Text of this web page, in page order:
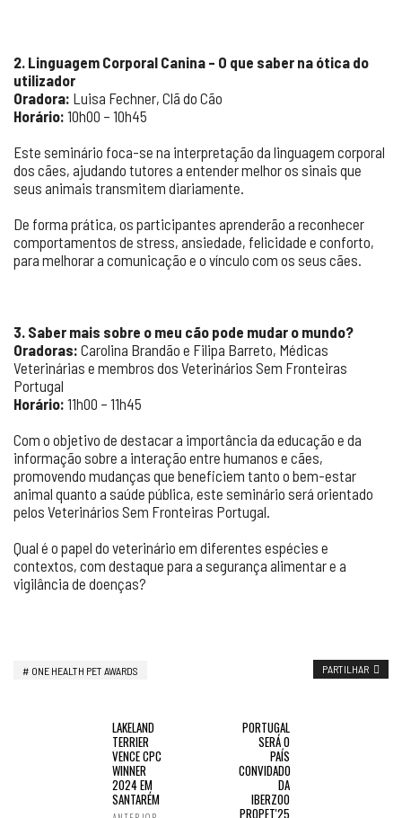
2. Linguagem Corporal Canina – O que saber na ótica do
utilizador
Oradora: Luisa Fechner, Clã do Cão
Horário: 10h00 – 10h45
Este seminário foca-se na interpretação da linguagem corporal
dos cães, ajudando tutores a entender melhor os sinais que
seus animais transmitem diariamente.
De forma prática, os participantes aprenderão a reconhecer
comportamentos de stress, ansiedade, felicidade e conforto,
para melhorar a comunicação e o vínculo com os seus cães.
3. Saber mais sobre o meu cão pode mudar o mundo?
Oradoras: Carolina Brandão e Filipa Barreto, Médicas
Veterinárias e membros dos Veterinários Sem Fronteiras
Portugal
Horário: 11h00 – 11h45
Com o objetivo de destacar a importância da educação e da
informação sobre a interação entre humanos e cães,
promovendo mudanças que beneficiem tanto o bem-estar
animal quanto a saúde pública, este seminário será orientado
pelos Veterinários Sem Fronteiras Portugal.
Qual é o papel do veterinário em diferentes espécies e
contextos, com destaque para a segurança alimentar e a
vigilância de doenças?
ONE HEALTH PET AWARDS PARTILHAR
LAKELAND
TERRIER
VENCE CPC
WINNER
2024 EM
SANTARÉM
PORTUGAL
SERÁ O
PAÍS
CONVIDADO
DA
IBERZOO
PROPET'25